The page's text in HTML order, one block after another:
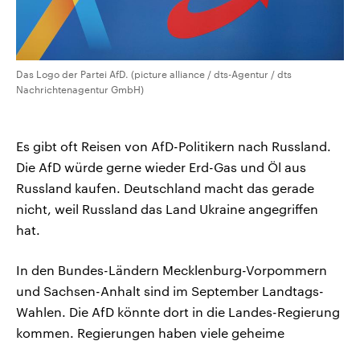
Das Logo der Partei AfD. (picture alliance / dts-Agentur / dts
Nachrichtenagentur GmbH)
Es gibt oft Reisen von AfD-Politikern nach Russland.
Die AfD würde gerne wieder Erd-Gas und Öl aus
Russland kaufen. Deutschland macht das gerade
nicht, weil Russland das Land Ukraine angegriffen
hat.
In den Bundes-Ländern Mecklenburg-Vorpommern
und Sachsen-Anhalt sind im September Landtags-
Wahlen. Die AfD könnte dort in die Landes-Regierung
kommen. Regierungen haben viele geheime